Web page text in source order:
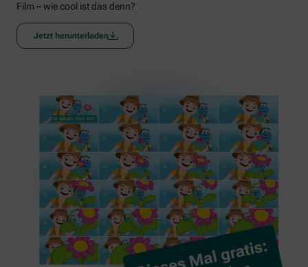
Film – wie cool ist das denn?
Jetzt herunterladen